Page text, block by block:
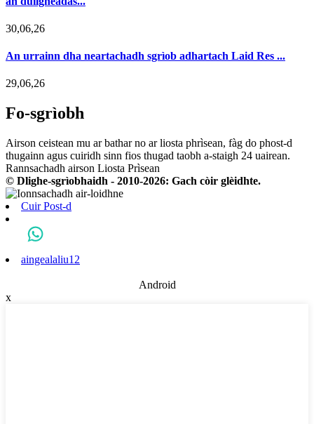
30,06,26
An urrainn dha neartachadh sgrìob adhartach Laid Res ...
29,06,26
Fo-sgrìobh
Airson ceistean mu ar bathar no ar liosta phrìsean, fàg do phost-d
thugainn agus cuiridh sinn fios thugad taobh a-staigh 24 uairean.
Rannsachadh airson Liosta Prìsean
© Dlighe-sgrìobhaidh - 2010-2026: Gach còir glèidhte.
Cuir Post-d
aingealaliu12
Android
x